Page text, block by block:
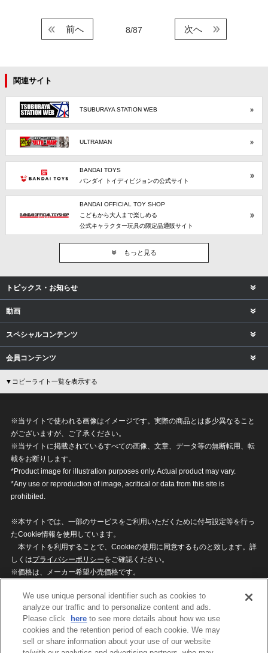
8/87
前へ 次へ
関連サイト
TSUBURAYA STATION WEB
ULTRAMAN
BANDAI TOYS
バンダイ トイディビジョンの公式サイト
BANDAI OFFICIAL TOY SHOP
こどもから大人まで楽しめる
公式キャラクター玩具の限定品通販サイト
もっと見る
トピックス・お知らせ
動画
スペシャルコンテンツ
会員コンテンツ
▼コピーライト一覧を表示する
※当サイトで使われる画像はイメージです。実際の商品とは多少異なること
がございますが、ご了承ください。
※当サイトに掲載されているすべての画像、文章、データ等の無断転用、転
載をお断りします。
*Product image for illustration purposes only. Actual product may vary.
*Any use or reproduction of image, acritical or data from this site is
prohibited.
※本サイトでは、一部のサービスをご利用いただくために付与設定等を行っ
たCookie情報を使用しています。
本サイトを利用することで、Cookieの使用に同意するものと致します。詳
しくはプライバシーポリシーをご確認ください。
※価格は、メーカー希望小売価格です。
ざいますのでご了承ください。
privacypolicy
Do Not Sell or Share My
Personal Information
We use unique personal identifier such as cookies to
analyze our traffic and to personalize content and ads.
Please click
here to see more details about how we use
cookies and the retention period of each cookie. We may
sell or share information about your use of our website